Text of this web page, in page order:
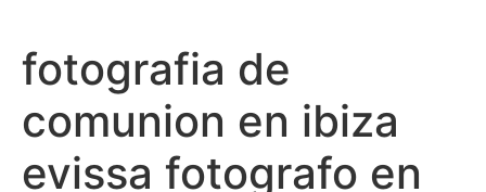
contenido
fotografia de
comunion en ibiza
evissa fotografo en